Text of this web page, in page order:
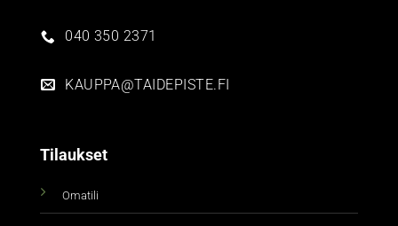
040 350 2371
KAUPPA@TAIDEPISTE.FI
Tilaukset
Omatili